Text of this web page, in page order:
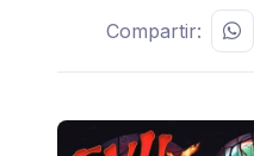
Compartir: